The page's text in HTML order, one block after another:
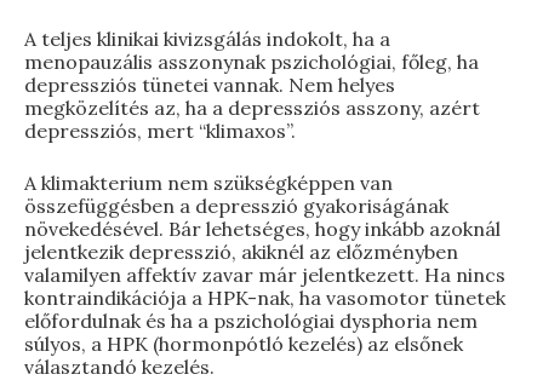
A teljes klinikai kivizsgálás indokolt, ha a
menopauzális asszonynak pszichológiai, főleg, ha
depressziós tünetei vannak. Nem helyes
megközelítés az, ha a depressziós asszony, azért
depressziós, mert “klimaxos”.
A klimakterium nem szükségképpen van
összefüggésben a depresszió gyakoriságának
növekedésével. Bár lehetséges, hogy inkább azoknál
jelentkezik depresszió, akiknél az előzményben
valamilyen affektív zavar már jelentkezett. Ha nincs
kontraindikációja a HPK-nak, ha vasomotor tünetek
előfordulnak és ha a pszichológiai dysphoria nem
súlyos, a HPK (hormonpótló kezelés) az elsőnek
választandó kezelés.